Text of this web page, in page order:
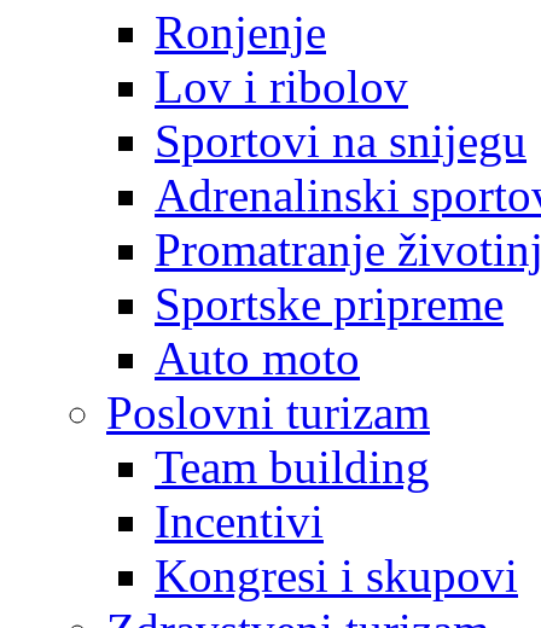
Ronjenje
Lov i ribolov
Sportovi na snijegu
Adrenalinski
Promatranje
Sportske pripreme
Auto moto
Poslovni turizam
Team building
Incentivi
Kongresi i skupovi